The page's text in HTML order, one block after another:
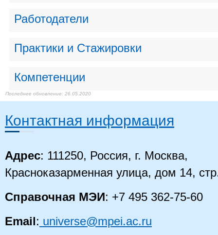
26.05.2020
26.05.2020
26.05.2020
26.05.2020
26.05.2020
26.05.2020
26.05.2020
26.05.2020
26.05.2020
26.05.2020
Работодатели
26.05.2020
Практики и Стажировки
26.05.2020
Компетенции
26.05.2020
Контактная информация
Адрес: 111250, Россия, г. Москва,
Красноказарменная улица, дом 14,
Справочная МЭИ: +7 495 362-75-60
Email: universe@mpei.ac.ru